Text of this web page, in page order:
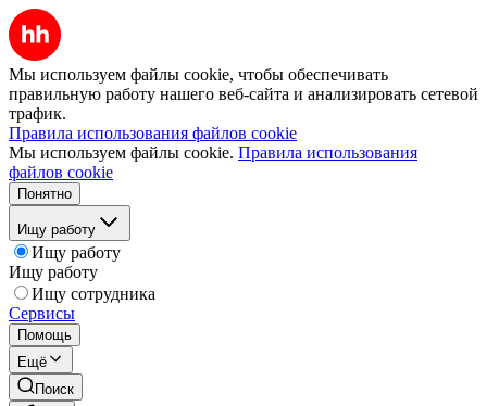
Мы используем файлы cookie, чтобы обеспечивать
правильную работу нашего веб-сайта и анализировать сетевой
трафик.
Правила использования файлов cookie
Мы используем файлы cookie. Правила использования
файлов cookie
Понятно
Ищу работу
Ищу работу
Ищу работу
Ищу сотрудника
Сервисы
Помощь
Ещё
Поиск